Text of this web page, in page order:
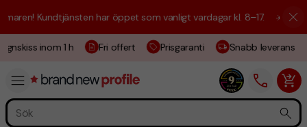
Kundtjänsten har öppet som vanligt vardagar kl. 8–17. ☀️ Vi är
inom 1 h Fri offert Prisgaranti Snabb leverans